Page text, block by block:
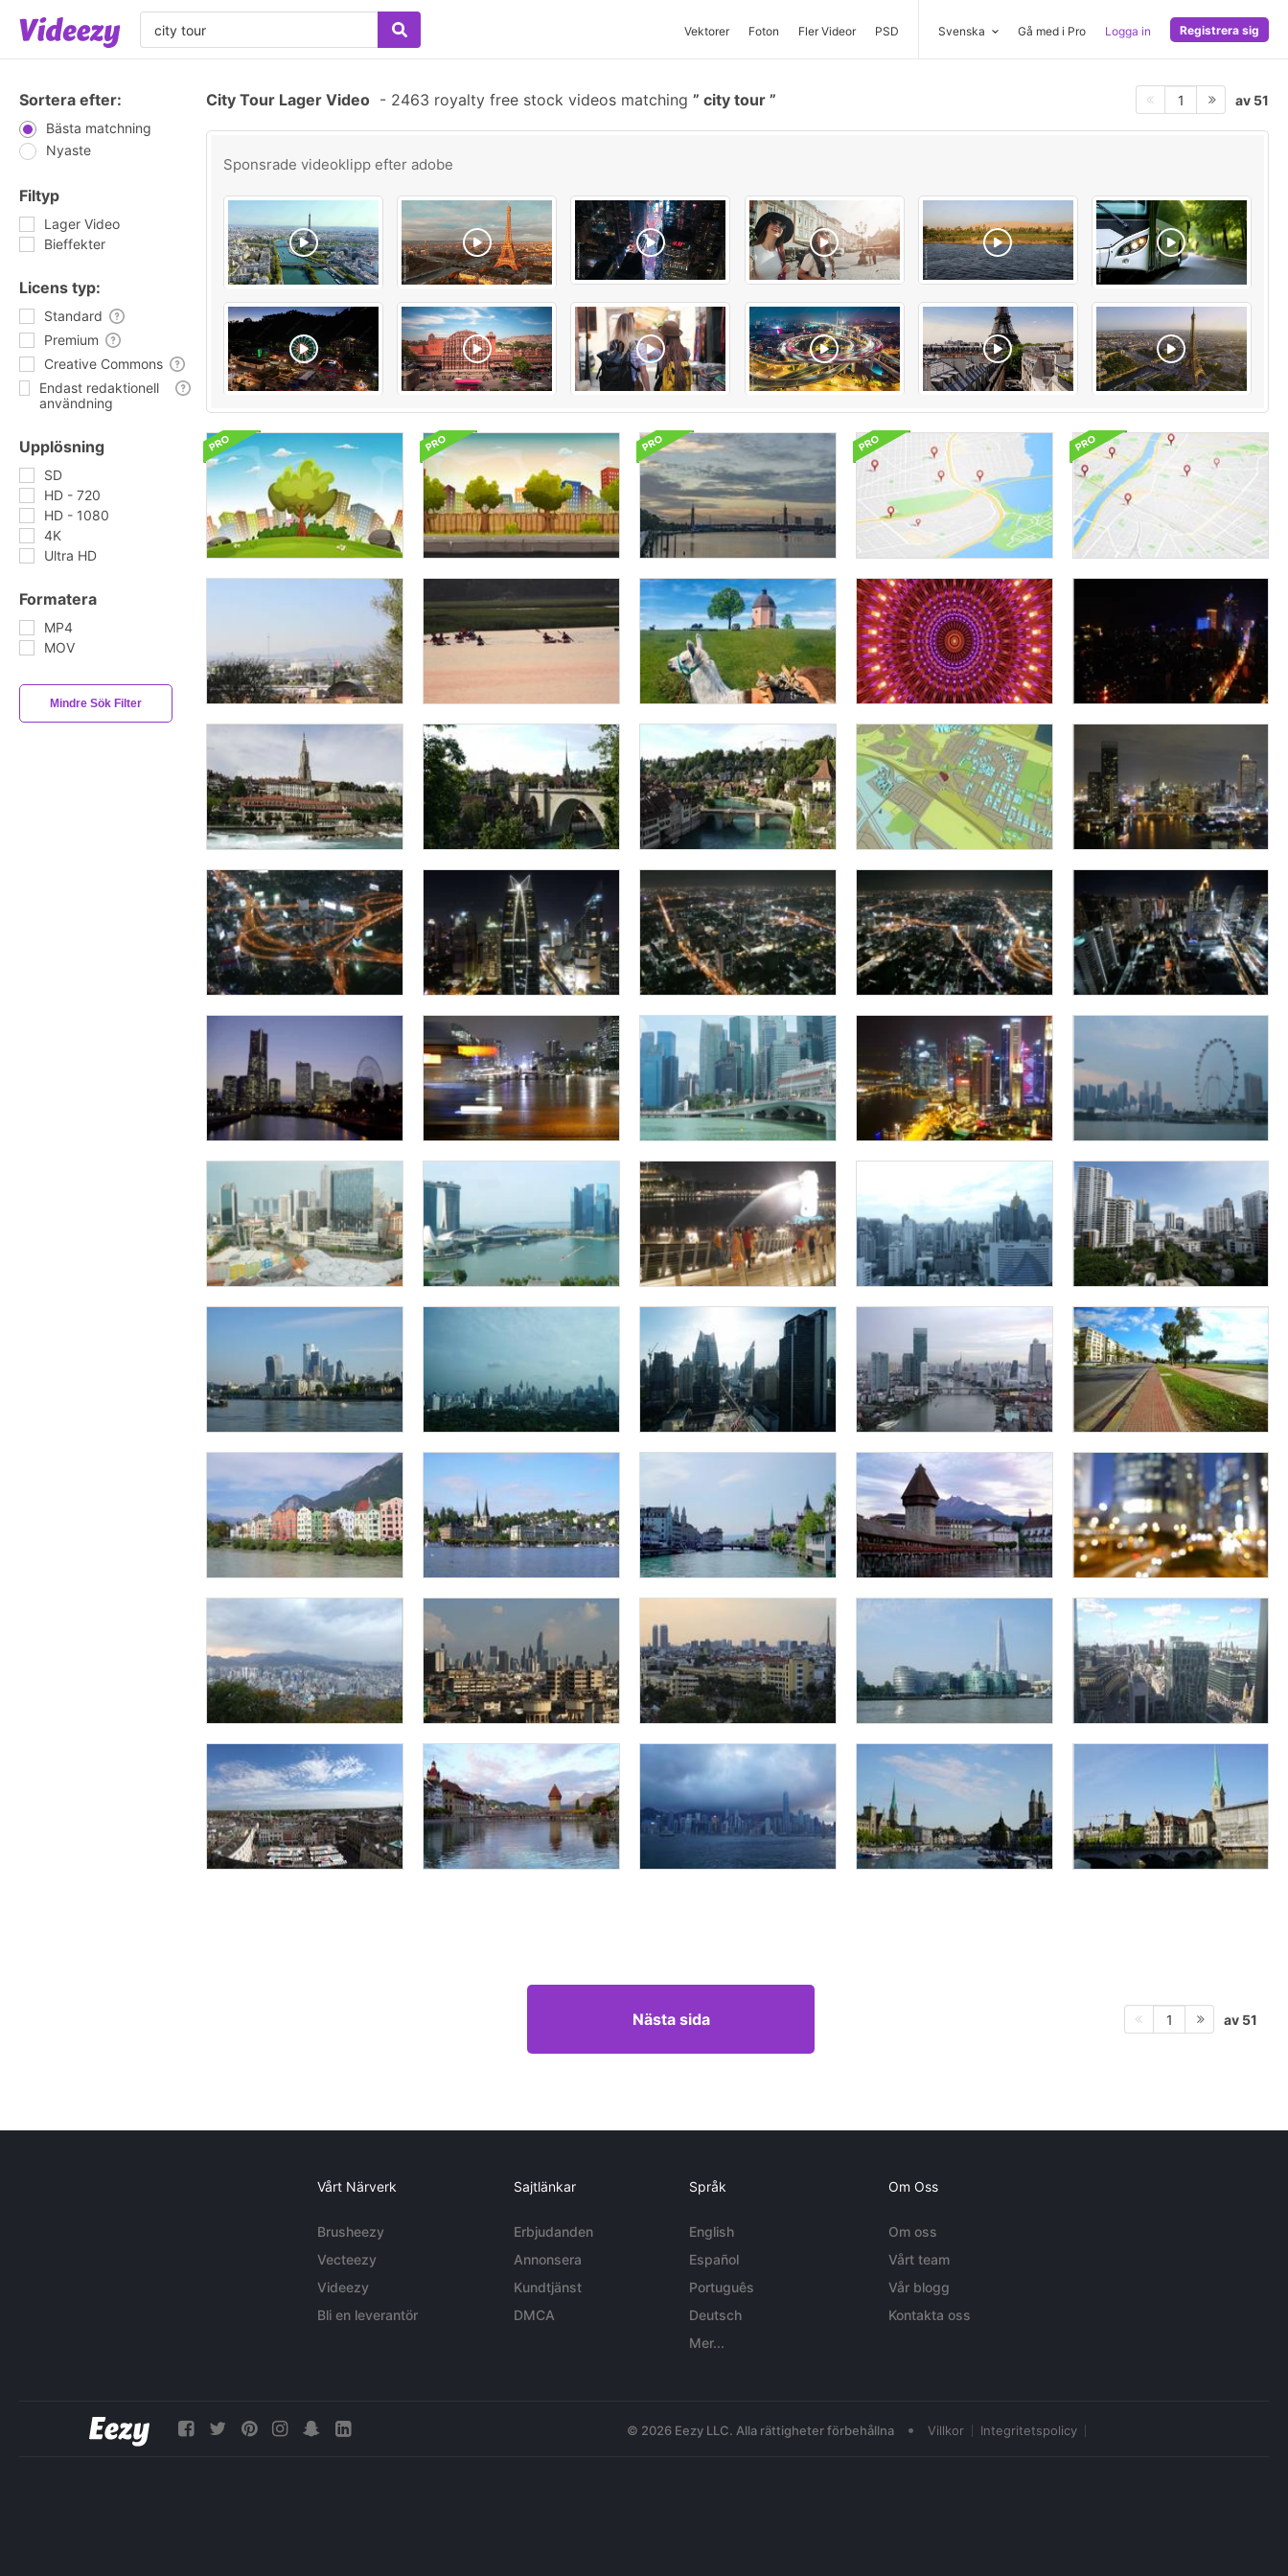
Vektorer Foton Fler Videor PSD Svenska Gå med i Pro Logga in Registrera sig
Sortera efter:
Bästa matchning
Nyaste
Filtyp
Lager Video
Bieffekter
Licens typ:
Standard
Premium
Creative Commons
Endast redaktionell
användning
Upplösning
SD
HD - 720
HD - 1080
4K
Ultra HD
Formatera
MP4
MOV
Mindre Sök Filter
City Tour Lager Video - 2463 royalty free stock videos matching city tour 1 av 51
Sponsrade videoklipp efter adobe
Nästa sida 1 av 51
Vårt Närverk
Brusheezy
Vecteezy
Videezy
Bli en leverantör
Sajtlänkar
Erbjudanden
Annonsera
Kundtjänst
DMCA
Språk
English
Español
Português
Deutsch
Mer...
Om Oss
Om oss
Vårt team
Vår blogg
Kontakta oss
© 2026 Eezy LLC. Alla rättigheter förbehållna • Villkor Integritetspolicy